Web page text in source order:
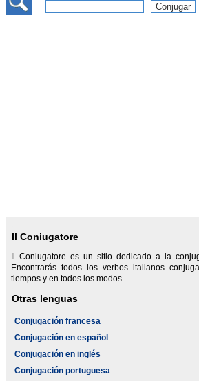
Il Coniugatore
Il Coniugatore es un sitio dedicado a la
Encontrarás todos los verbos italianos
tiempos y en todos los modos.
Otras lenguas
Conjugación francesa
Conjugación en español
Conjugación en inglés
Conjugación portuguesa